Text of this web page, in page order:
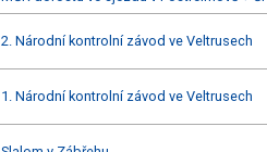
2. Národní kontrolní závod ve Veltrusech
1. Národní kontrolní závod ve Veltrusech